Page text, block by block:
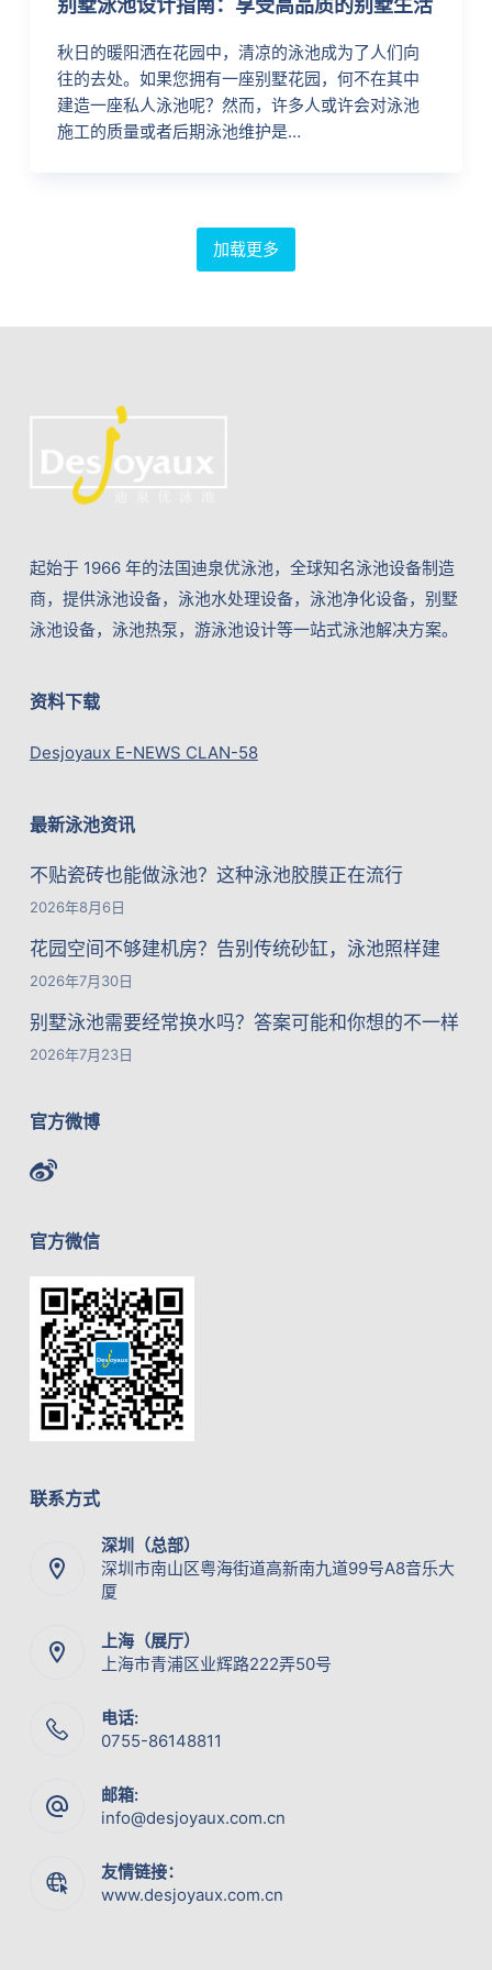
秋日的暖阳洒在花园中，清凉的泳池成为了人们向
往的去处。如果您拥有一座别墅花园，何不在其中
建造一座私人泳池呢？然而，许多人或许会对泳池
施工的质量或者后期泳池维护是…
加载更多
起始于 1966 年的法国迪泉优泳池，全球知名泳池设备制造
商，提供泳池设备，泳池水处理设备，泳池净化设备，别墅
泳池设备，泳池热泵，游泳池设计等一站式泳池解决方案。
资料下载
Desjoyaux E-NEWS CLAN-58
最新泳池资讯
不贴瓷砖也能做泳池？这种泳池胶膜正在流行
2026年8月6日
花园空间不够建机房？告别传统砂缸，泳池照样建
2026年7月30日
别墅泳池需要经常换水吗？答案可能和你想的不一样
2026年7月23日
官方微博
官方微信
联系方式
深圳（总部）
深圳市南山区粤海街道高新南九道99号A8音乐大
厦
上海（展厅）
上海市青浦区业辉路222弄50号
电话:
0755-86148811
邮箱:
info@desjoyaux.com.cn
友情链接：
www.desjoyaux.com.cn